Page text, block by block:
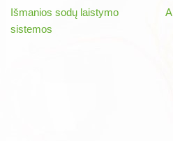
Išmanios sodų laistymo
sistemos